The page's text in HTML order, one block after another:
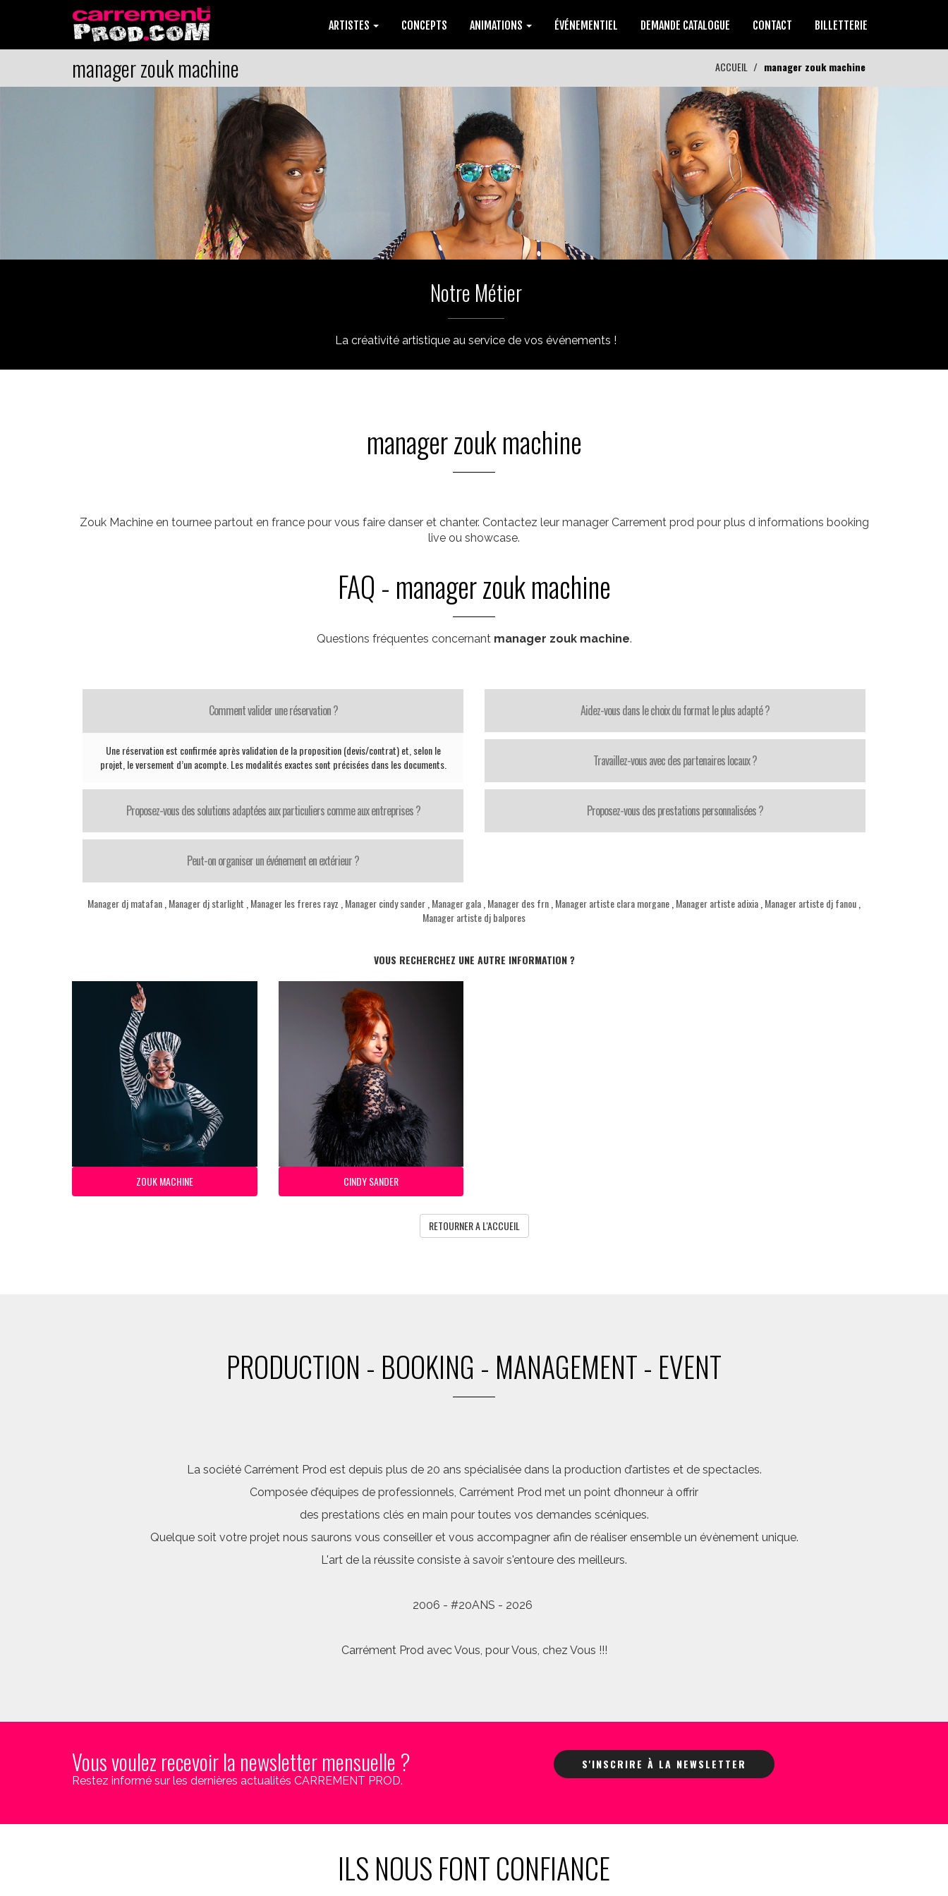
ARTISTES CONCEPTS ANIMATIONS ÉVÉNEMENTIEL DEMANDE CATALOGUE CONTACT BILLETTERIE
manager zouk machine ACCUEIL manager zouk machine
Notre Métier
La créativité artistique au service de vos événements !
manager zouk machine
Zouk Machine en tournee partout en france pour vous faire danser et chanter. Contactez leur manager Carrement prod pour plus d informations booking
live ou showcase.
FAQ - manager zouk machine
Questions fréquentes concernant manager zouk machine.
Comment valider une réservation ?
Une réservation est confirmée après validation de la proposition (devis/contrat) et, selon le
projet, le versement d’un acompte. Les modalités exactes sont précisées dans les documents.
Proposez-vous des solutions adaptées aux particuliers comme aux entreprises ?
Peut-on organiser un événement en extérieur ?
Aidez-vous dans le choix du format le plus adapté ?
Travaillez-vous avec des partenaires locaux ?
Proposez-vous des prestations personnalisées ?
Manager dj matafan Manager dj starlight Manager les freres rayz Manager cindy sander Manager gala Manager des frn Manager artiste clara morgane Manager artiste adixia Manager artiste dj fanou
Manager artiste dj balpores
VOUS RECHERCHEZ UNE AUTRE INFORMATION ?
ZOUK MACHINE CINDY SANDER
RETOURNER A L'ACCUEIL
PRODUCTION - BOOKING - MANAGEMENT - EVENT
La société Carrément Prod est depuis plus de 20 ans spécialisée dans la production d’artistes et de spectacles.
Composée d’équipes de professionnels, Carrément Prod met un point d’honneur à offrir
des prestations clés en main pour toutes vos demandes scéniques.
Quelque soit votre projet nous saurons vous conseiller et vous accompagner afin de réaliser ensemble un évènement unique.
L'art de la réussite consiste à savoir s'entoure des meilleurs.
2006 - #20ANS - 2026
Carrément Prod avec Vous, pour Vous, chez Vous !!!
Vous voulez recevoir la newsletter mensuelle ?
Restez informé sur les dernières actualités CARREMENT PROD.
S'INSCRIRE À LA NEWSLETTER
ILS NOUS FONT CONFIANCE